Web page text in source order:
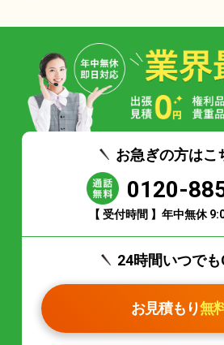
お急ぎの方はこ
0120-
【 受付時間 】年中無休
24時間いつでも
お見積もり無